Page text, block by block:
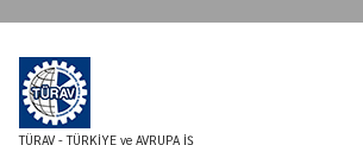
TÜRAV - TÜRKİYE ve AVRUPA İŞ